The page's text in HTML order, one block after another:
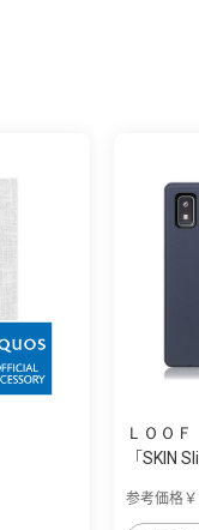
ＬＯＯＦ
「SKIN
参考価格